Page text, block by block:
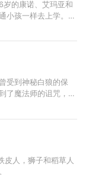
岁的康诺、艾玛亚和
小孩一样去上学。但
受到神秘白狼的保
了魔法师的诅咒，村
皮人，狮子和稻草人